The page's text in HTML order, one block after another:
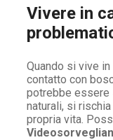
Vivere in
Quando si vive
contatto con
potrebbe essere
naturali, si
propria vita.